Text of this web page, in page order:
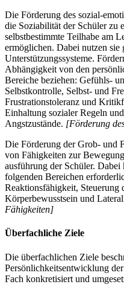
Die Förderung des sozial-
die Soziabilität der Schüler zu
selbstbestimmte Teilhabe am
ermöglichen. Dabei nutzen sie
Unterstützungssysteme.
Abhängigkeit von den
Bereiche beziehen: Gefühls-
Selbstkontrolle, Selbst- und
Frustrationstoleranz und
Einhaltung sozialer Regeln
Angstzustände. [Förderung
Die Förderung der Grob- und
von Fähigkeiten zur
ausführung der Schüler.
folgenden Bereichen
Reaktionsfähigkeit, Steuerung
Körperbewusstsein und
Fähigkeiten]
Überfachliche Ziele
Die überfachlichen Ziele
Persönlichkeitsentwicklung
Fach konkretisiert und